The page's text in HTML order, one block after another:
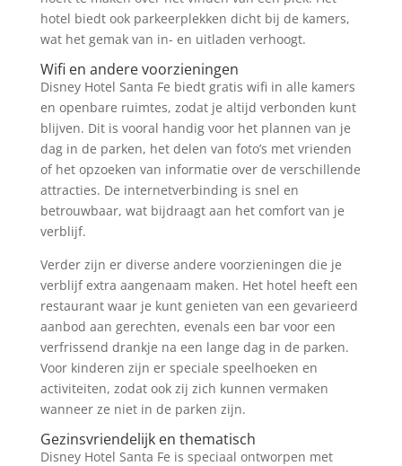
hotel biedt ook parkeerplekken dicht bij de kamers,
wat het gemak van in- en uitladen verhoogt.
Wifi en andere voorzieningen
Disney Hotel Santa Fe biedt gratis wifi in alle kamers
en openbare ruimtes, zodat je altijd verbonden kunt
blijven. Dit is vooral handig voor het plannen van je
dag in de parken, het delen van foto’s met vrienden
of het opzoeken van informatie over de verschillende
attracties. De internetverbinding is snel en
betrouwbaar, wat bijdraagt aan het comfort van je
verblijf.
Verder zijn er diverse andere voorzieningen die je
verblijf extra aangenaam maken. Het hotel heeft een
restaurant waar je kunt genieten van een gevarieerd
aanbod aan gerechten, evenals een bar voor een
verfrissend drankje na een lange dag in de parken.
Voor kinderen zijn er speciale speelhoeken en
activiteiten, zodat ook zij zich kunnen vermaken
wanneer ze niet in de parken zijn.
Gezinsvriendelijk en thematisch
Disney Hotel Santa Fe is speciaal ontworpen met